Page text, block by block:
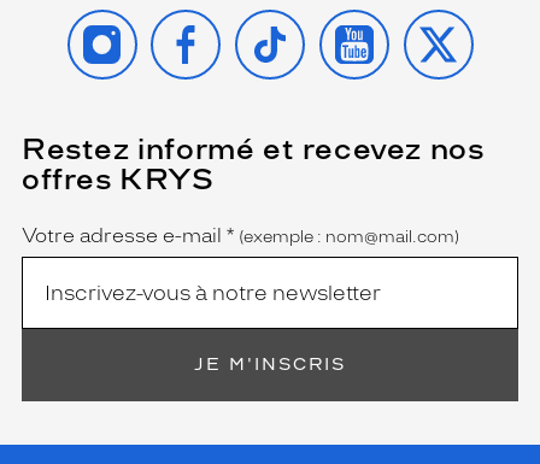
INSTAGRAMFACEBOOK
TIKTOK YOUTUBE
X
Restez informé et recevez nos
offres KRYS
Name
Votre adresse e-mail *
(Ce
champ
est
obligatoire)
(exemple : nom@mail.com)
JE M'INSCRIS